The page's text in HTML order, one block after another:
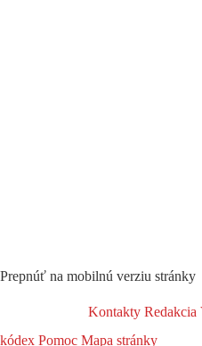
Prepnúť na mobilnú verziu stránky
Kontakty Redakcia
kódex Pomoc Mapa stránky